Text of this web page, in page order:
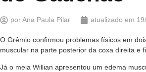
porAna Paula Pilar atualizado em
O Grêmio confirmou problemas físicos em
muscular na parte posterior da coxa direita e
Já o meia Willian apresentou um edema